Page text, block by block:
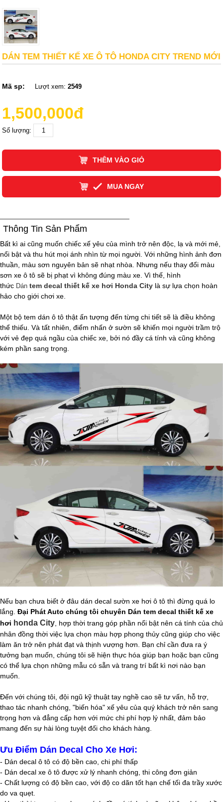
DÁN TEM THIẾT KẾ XE Ô TÔ HONDA CITY TREND MỚI
Mã sp: Lượt xem:2549
1,500,000đ
Số lượng:
THÊM VÀO GIỎ
MUA NGAY
Thông Tin Sản Phẩm
Bất kì ai cũng muốn chiếc xế yêu của mình trở nên độc, lạ và mới mẻ,
nổi bật và thu hút mọi ánh nhìn từ mọi người. Với những hình ảnh đơn
thuần, màu sơn nguyên bản sẽ nhạt nhòa. Nhưng nếu thay đổi màu
sơn xe ô tô sẽ bị phạt vì không đúng màu xe. Vì thế, hình
thức Dán tem decal thiết kế xe hơi Honda City là sự lựa chọn hoàn
hảo cho giới chơi xe.
Một bộ tem dán ô tô thật ấn tượng đến từng chi tiết sẽ là điều không
thể thiếu. Và tất nhiên, điểm nhấn ở sườn sẽ khiến mọi người trầm trộ
với vẻ đẹp quá ngầu của chiếc xe, bởi nó đầy cá tính và cũng không
kém phần sang trọng.
Nếu bạn chưa biết ở đâu dán decal sườn xe hơi ô tô thì đừng quá lo
lắng. Đại Phát Auto chúng tôi chuyên Dán tem decal thiết kế xe
hơi honda City , hợp thời trang góp phần nổi bật nên cá tính của chủ
nhân đồng thời việc lựa chọn màu hợp phong thủy cũng giúp cho việc
làm ăn trở nên phát đạt và thịnh vượng hơn. Bạn chỉ cần đưa ra ý
tưởng bạn muốn, chúng tôi sẽ hiện thực hóa giúp bạn hoặc bạn cũng
có thể lựa chọn những mẫu có sẵn và trang trí bất kì nơi nào bạn
muốn.
Đến với chúng tôi, đội ngũ kỹ thuật tay nghề cao sẽ tư vấn, hỗ trợ,
thao tác nhanh chóng, "biến hóa" xế yêu của quý khách trở nên sang
trọng hơn và đẳng cấp hơn với mức chi phí hợp lý nhất, đảm bảo
mang đến sự hài lòng tuyệt đối cho khách hàng.
Ưu Điểm Dán Decal Cho Xe Hơi:
- Dán decal ô tô có độ bền cao, chi phí thấp
- Dán decal xe ô tô được xử lý nhanh chóng, thi công đơn giản
- Chất lượng có độ bền cao, với độ co dãn tốt hạn chế tối đa trầy xước
do va quẹt.